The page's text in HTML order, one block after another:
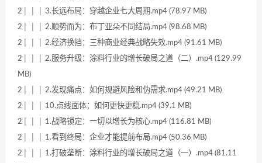
2│ │ │ 3.长远布局：穿越企业七大周期.mp4 (78.97 MB)
2│ │ │ 2.顺势而为：布丁亚朵不同结局.mp4 (98.68 MB)
2│ │ │ 2.经济换挡：三种商业经典战略失效.mp4 (91.61 MB)
2│ │ │ 2.服务升级：涂料行业的增长破局之道（二）.mp4 (129.99
MB)
2│ │ │ 2.发现痛点：如何规避风险和伪需求.mp4 (49.21 MB)
2│ │ │ 10.点线面体：如何更快更稳.mp4 (39.1 MB)
2│ │ │ 1.战略锁定：一切以增长为核心.mp4 (116.81 MB)
2│ │ │ 1.看到终局：企业才能提前布局.mp4 (50.36 MB)
2│ │ │ 1.打破垄断：涂料行业的增长破局之道（一）.mp4 (81.11